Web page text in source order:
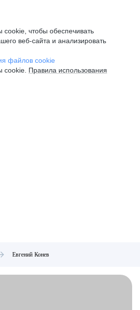
чтобы обеспечивать
веб-сайта и анализировать
файлов cookie
cookie. Правила использования
Евгений Конев